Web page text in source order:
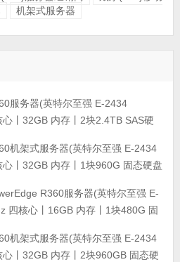
机架式服务器
服务器(英特尔至强 E-2434
丨32GB 内存丨2块2.4TB SAS硬
机架式服务器(英特尔至强 E-2434
丨32GB 内存丨1块960G 固态硬盘
R360服务器(英特尔至强 E-
四核心丨16GB 内存丨1块480G 固
机架式服务器(英特尔至强 E-2434
丨32GB 内存丨2块960GB 固态硬